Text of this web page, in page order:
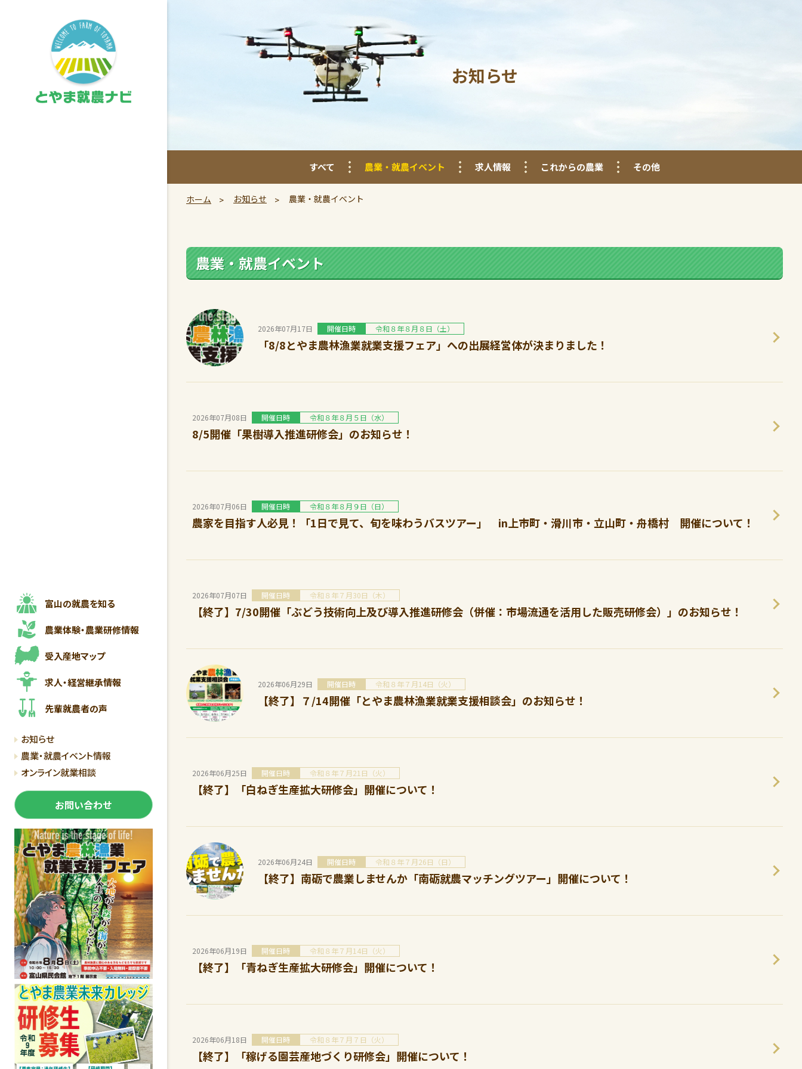
富山の就農を知る
農業体験・農業研修情報
受入産地マップ
求人・経営継承情報
先輩就農者の声
お知らせ
農業・就農イベント情報
オンライン就業相談
お問い合わせ
お知らせ
すべて 農業・就農イベント 求人情報 これからの農業 その他
ホーム お知らせ 農業・就農イベント
農業・就農イベント
2026年07月17日 開催日時 令和８年８月８日（土）
「8/8とやま農林漁業就業支援フェア」への出展経営体が決まりました！
2026年07月08日 開催日時 令和８年８月５日（水）
8/5開催「果樹導入推進研修会」のお知らせ！
2026年07月06日 開催日時 令和８年８月９日（日）
農家を目指す人必見！「1日で見て、旬を味わうバスツアー」 in上市町・滑川市・立山町・舟橋村 開催について！
2026年07月07日 開催日時 令和８年７月30日（木）
【終了】7/30開催「ぶどう技術向上及び導入推進研修会（併催：市場流通を活用した販売研修会）」のお知らせ！
2026年06月29日 開催日時 令和８年７月14日（火）
【終了】７/14開催「とやま農林漁業就業支援相談会」のお知らせ！
2026年06月25日 開催日時 令和８年７月21日（火）
【終了】「白ねぎ生産拡大研修会」開催について！
2026年06月24日 開催日時 令和８年７月26日（日）
【終了】南砺で農業しませんか「南砺就農マッチングツアー」開催について！
2026年06月19日 開催日時 令和８年７月14日（火）
【終了】「青ねぎ生産拡大研修会」開催について！
2026年06月18日 開催日時 令和８年７月７日（火）
【終了】「稼げる園芸産地づくり研修会」開催について！